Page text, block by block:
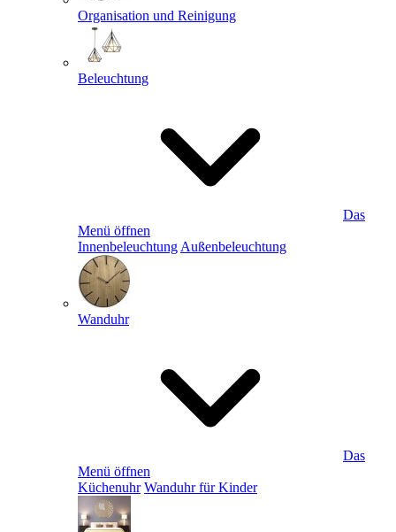
Organisation und Reinigung
Beleuchtung
Das
Menü öffnen
Innenbeleuchtung Außenbeleuchtung
Wanduhr
Das
Menü öffnen
Küchenuhr Wanduhr für Kinder